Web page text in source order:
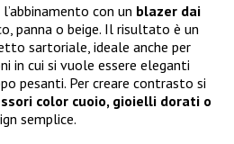
con un blazer dai
panna o beige. Il risultato è un
sartoriale, ideale anche per
in cui si vuole essere eleganti
pesanti. Per creare contrasto si
color cuoio, gioielli dorati o
semplice.